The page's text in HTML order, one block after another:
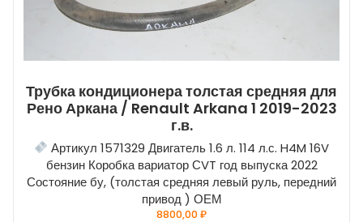
Трубка кондиционера толстая средняя для
Рено Аркана / Renault Arkana 1 2019-2023
г.в.
Артикул 1571329 Двигатель 1.6 л. 114 л.с. H4M 16V
бензин Коробка вариатор СVT год выпуска 2022
Состояние бу, (толстая средняя левый руль, передний
привод ) ОЕМ
8800,00₽